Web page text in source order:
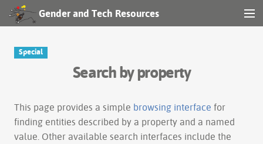
Gender and Tech Resources
Special
Search by property
This page provides a simple browsing interface for
finding entities described by a property and a named
value. Other available search interfaces include the